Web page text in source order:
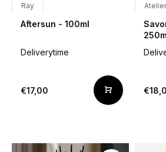
Ray
Aftersun - 100ml
Deliverytime
€17,00